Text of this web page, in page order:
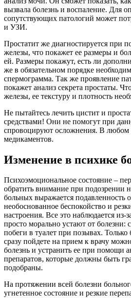
вызвала болезнь и воспаление. Для
сопутствующих патологий может
и УЗИ.
Простатит же диагностируется при
железы, что покажет ее размеры и
ей. Размеры покажут, есть ли
же в обязательном порядке
спермограмма. Так же проявление
покажет анализ секрета простаты.
железы, ее текстуру и плотность
Не пытайтесь лечить цистит и
средствами! Они не помогут при
спровоцируют осложнения. В любом
медикаментов.
Изменение в психике
Психоэмоциональное состояние –
обратить внимание при подозрении
больных выражается подавленность
необоснованное беспокойство и
настроения. Все это наблюдается из-
просто морально устают от болезни:
побеги в туалет при позывах. Только
сразу пойдете на прием к врачу
болезнь и устранить ее при помощи
препаратов, которые должны быть
подобраны.
На протяжении всей болезни
угнетенное состояние и резкие